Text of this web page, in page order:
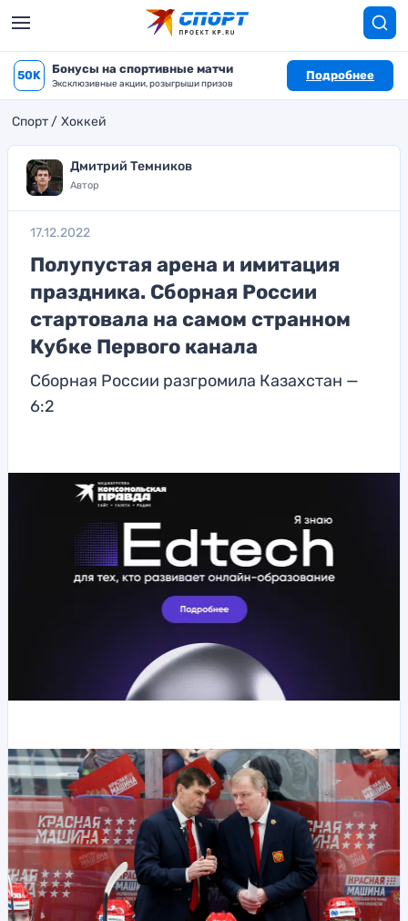
50K Бонусы на спортивные матчи
Эксклюзивные акции, розыгрыши призов
Подробнее
Спорт Хоккей
Дмитрий Темников
Автор
17.12.2022
Полупустая арена и имитация
праздника. Сборная России
стартовала на самом странном
Кубке Первого канала
Сборная России разгромила Казахстан —
6:2